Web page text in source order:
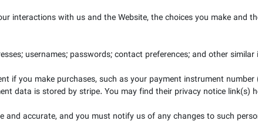
interactions with us and theWebsite, the choices you make and
usernames; passwords;contact preferences;and other similar
if you make purchases, such as your payment instrument
data is stored bystripe. You may find their privacy notice link(s)
accurate, and you must notify us of any changes to such